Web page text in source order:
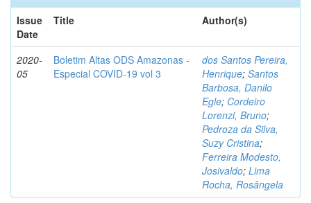
Issue
Date
Title Author(s)
2020-
05
Boletim Altas ODS Amazonas -
Especial COVID-19 vol 3
dos Santos Pereira,
Henrique; Santos
Barbosa, Danilo
Egle; Cordeiro
Lorenzi, Bruno;
Pedroza da Silva,
Suzy Cristina;
Ferreira Modesto,
Josivaldo; Lima
Rocha, Rosângela